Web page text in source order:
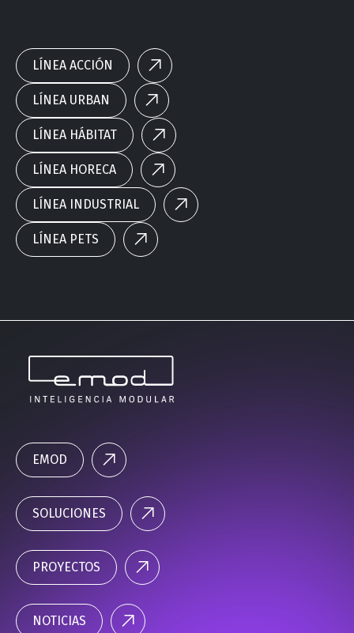
LÍNEA ACCIÓN
LÍNEA URBAN
LÍNEA HÁBITAT
LÍNEA HORECA
LÍNEA INDUSTRIAL
LÍNEA PETS
EMOD
SOLUCIONES
PROYECTOS
NOTICIAS